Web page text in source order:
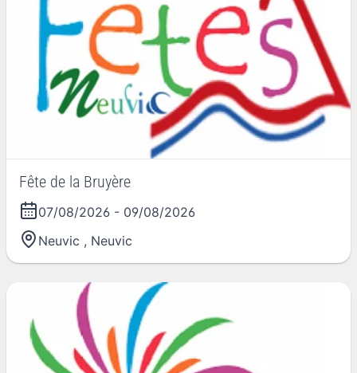
Fête de la Bruyère
07/08/2026 - 09/08/2026
Neuvic , Neuvic